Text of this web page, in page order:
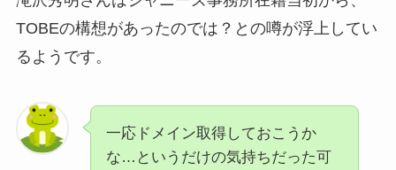
TOBEの構想があったのでは？との噂が浮上してい
るようです。
一応ドメイン取得しておこうか
な…というだけの気持ちだった可